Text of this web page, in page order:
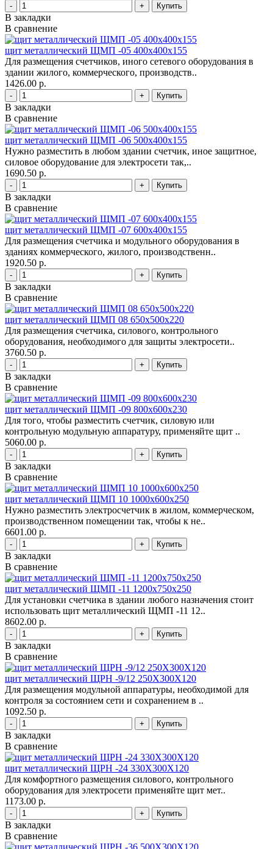
- +
В закладки
В сравнение
щит металлический ЩМП -05 400х400х155
Для размещения счетчиков, иного сетевого оборудования в
здании жилого, коммерческого, производств..
1426.00 р.
- +
В закладки
В сравнение
щит металлический ЩМП -06 500х400х155
Нужно разместить в любом здании счетчик, иное защитное,
силовое оборудование для электросети так,..
1690.50 р.
- +
В закладки
В сравнение
щит металлический ЩМП -07 600х400х155
Для размещения счетчика и модульного оборудования в
зданиях коммерческого, жилого, производственн..
1920.50 р.
- +
В закладки
В сравнение
щит металлический ЩМП 08 650х500х220
Для размещения счетчика, силового, контрольного
оборудования, необходимого для защиты электросети..
3760.50 р.
- +
В закладки
В сравнение
щит металлический ЩМП -09 800х600х230
Для того, чтобы разместить счетчик, силовую или
контрольную модульную аппаратуру, применяйте щит ..
5060.00 р.
- +
В закладки
В сравнение
щит металлический ЩМП 10 1000х600х250
Нужно разместить электросчетчик в жилом, коммерческом,
производственном помещении так, чтобы к не..
6601.00 р.
- +
В закладки
В сравнение
щит металлический ЩМП -11 1200х750х250
Для установки счетчика в здании любого назначения стоит
использовать щит металлический ЩМП -11 12..
8602.00 р.
- +
В закладки
В сравнение
щит металлический ЩРН -9/12 250Х300Х120
Для размещения модульной аппаратуры, необходимой для
контроля за состоянием сети и сохранением в ..
1092.50 р.
- +
В закладки
В сравнение
щит металлический ЩРН -24 330Х300Х120
Для комфортного размещения силового, контрольного
оборудования для электросети применяйте щит мет..
1173.00 р.
- +
В закладки
В сравнение